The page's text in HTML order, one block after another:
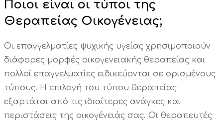
Ποιοι είναι οι τύποι της
Θεραπείας Οικογένειας;
Οι επαγγελματίες ψυχικής υγείας χρησιμοποιούν
διάφορες μορφές οικογενειακής θεραπείας και
πολλοί επαγγελματίες ειδικεύονται σε ορισμένους
τύπους. Η επιλογή του τύπου θεραπείας
εξαρτάται από τις ιδιαίτερες ανάγκες και
περιστάσεις της οικογένειάς σας. Οι θεραπευτές